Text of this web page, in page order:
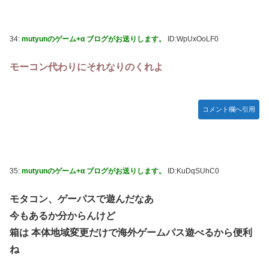
34: mutyunのゲーム+α ブログがお送りします。 ID:WpUxOoLF0
モーコン代わりにそれなりのくれよ
コメント欄へ引用
35: mutyunのゲーム+α ブログがお送りします。 ID:KuDqSUhC0
モタコン、ゲーパスで遊んだなあ
今もあるか分からんけど
箱は 本体地域変更だけで海外ゲームパス遊べるから便利
ね